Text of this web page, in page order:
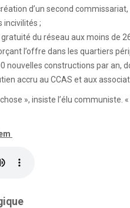
d’un second
incivilités ;
gratuité du réseau aux moins de
l’offre dans les quartiers
nouvelles constructions par an,
accru au CCAS et aux
», insiste l’élu communiste.